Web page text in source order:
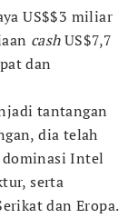
US$$3 miliar
cashUS$7,7
dan
tantangan
dia telah
dominasi Intel
serta
dan Eropa.